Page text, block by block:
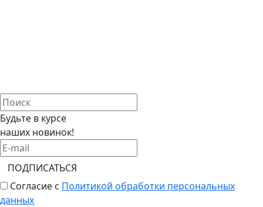
Будьте в курсе
наших новинок!
ПОДПИСАТЬСЯ
Согласие с Политикой обработки персональных
данных